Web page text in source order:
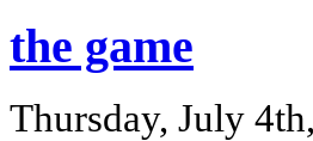
the game
Thursday, July